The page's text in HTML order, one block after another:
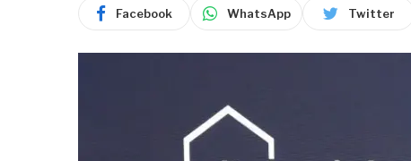
Facebook WhatsApp Twitter